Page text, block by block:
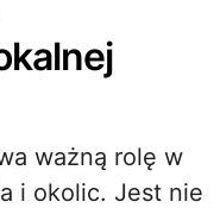
ważną rolę w
i okolic. Jest nie